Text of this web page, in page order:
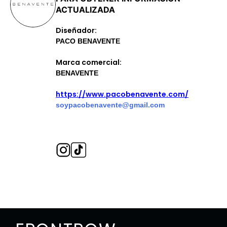
ACTUALIZADA
Diseñador:
PACO BENAVENTE
Marca comercial:
BENAVENTE
https://www.pacobenavente.com/
soypacobenavente@gmail.com